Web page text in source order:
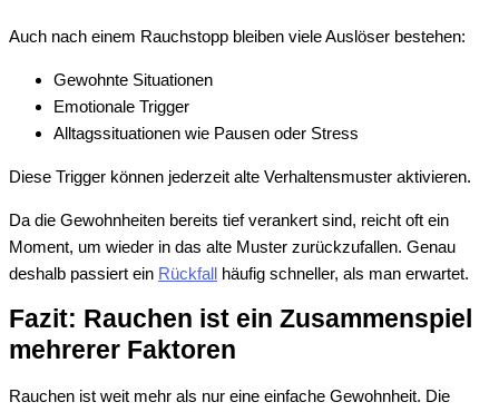
Auch nach einem Rauchstopp bleiben viele Auslöser bestehen:
Gewohnte Situationen
Emotionale Trigger
Alltagssituationen wie Pausen oder Stress
Diese Trigger können jederzeit alte Verhaltensmuster aktivieren.
Da die Gewohnheiten bereits tief verankert sind, reicht oft ein
Moment, um wieder in das alte Muster zurückzufallen. Genau
deshalb passiert ein Rückfall häufig schneller, als man erwartet.
Fazit: Rauchen ist ein Zusammenspiel
mehrerer Faktoren
Rauchen ist weit mehr als nur eine einfache Gewohnheit. Die